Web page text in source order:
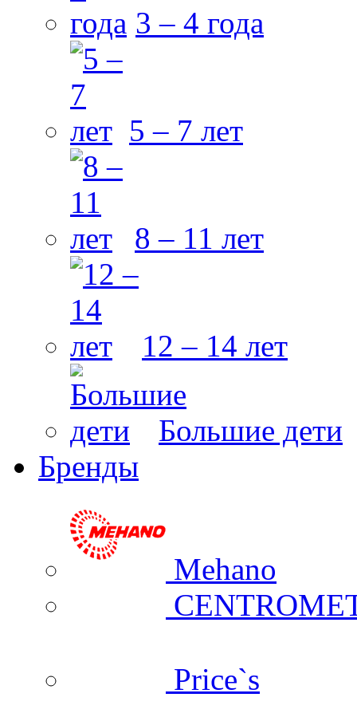
3 – 4 года
5 – 7 лет
8 – 11 лет
12 – 14 лет
Большие дети
Бренды
Mehano
Price`s